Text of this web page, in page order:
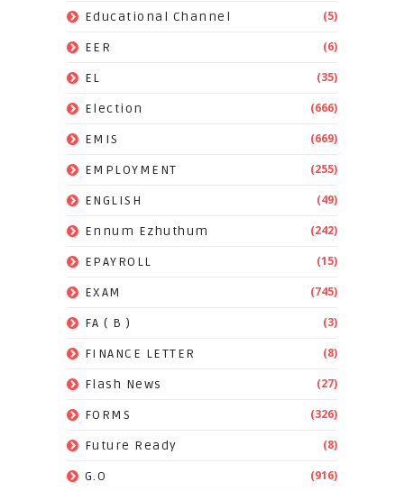
Educational Channel (5)
EER (6)
EL (35)
Election (666)
EMIS (669)
EMPLOYMENT (255)
ENGLISH (49)
Ennum Ezhuthum (242)
EPAYROLL (15)
EXAM (745)
FA ( B ) (3)
FINANCE LETTER (8)
Flash News (27)
FORMS (326)
Future Ready (8)
G.O (916)